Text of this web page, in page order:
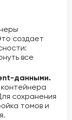
создает
все
данными.
сохранения
томов и